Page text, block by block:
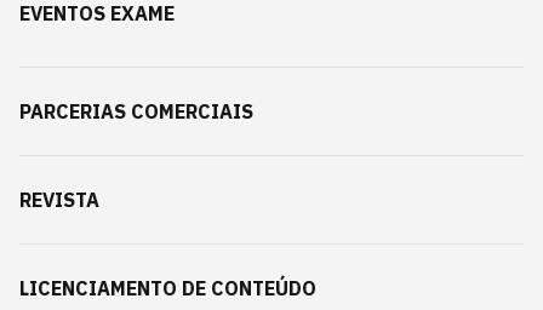
EVENTOS EXAME
PARCERIAS COMERCIAIS
REVISTA
LICENCIAMENTO DE CONTEÚDO